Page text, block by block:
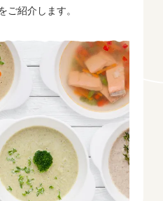
ご紹介します。